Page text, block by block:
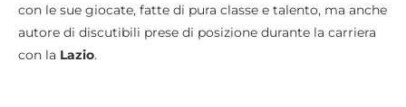
con le sue giocate, fatte di pura classe e talento, ma anche
autore di discutibili prese di posizione durante la carriera
con la Lazio.